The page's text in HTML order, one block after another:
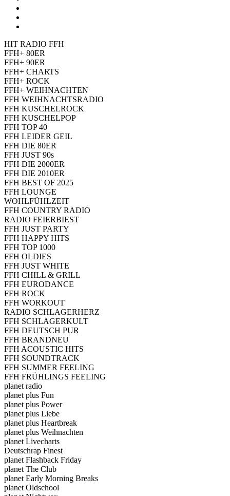
HIT RADIO FFH
FFH+ 80ER
FFH+ 90ER
FFH+ CHARTS
FFH+ ROCK
FFH+ WEIHNACHTEN
FFH WEIHNACHTSRADIO
FFH KUSCHELROCK
FFH KUSCHELPOP
FFH TOP 40
FFH LEIDER GEIL
FFH DIE 80ER
FFH JUST 90s
FFH DIE 2000ER
FFH DIE 2010ER
FFH BEST OF 2025
FFH LOUNGE
WOHLFÜHLZEIT
FFH COUNTRY RADIO
RADIO FEIERBIEST
FFH JUST PARTY
FFH HAPPY HITS
FFH TOP 1000
FFH OLDIES
FFH JUST WHITE
FFH CHILL & GRILL
FFH EURODANCE
FFH ROCK
FFH WORKOUT
RADIO SCHLAGERHERZ
FFH SCHLAGERKULT
FFH DEUTSCH PUR
FFH BRANDNEU
FFH ACOUSTIC HITS
FFH SOUNDTRACK
FFH SUMMER FEELING
FFH FRÜHLINGS FEELING
planet radio
planet plus Fun
planet plus Power
planet plus Liebe
planet plus Heartbreak
planet plus Weihnachten
planet Livecharts
Deutschrap Finest
planet Flashback Friday
planet The Club
planet Early Morning Breaks
planet Oldschool